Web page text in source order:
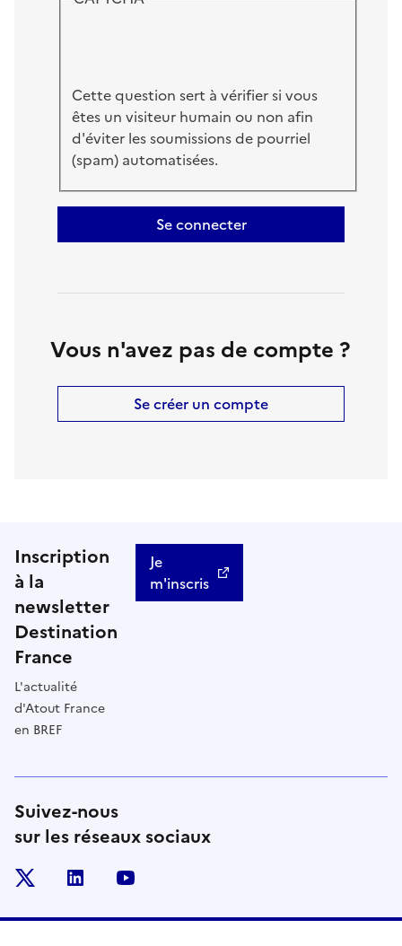
Cette question sert à vérifier si vous
êtes un visiteur humain ou non afin
d'éviter les soumissions de pourriel
(spam) automatisées.
Se connecter
Vous n'avez pas de compte ?
Se créer un compte
Inscription
à la
newsletter
Destination
France
L'actualité
d'Atout France
en BREF
Je
m'inscris
Suivez-nous
sur les réseaux sociaux
linkedin